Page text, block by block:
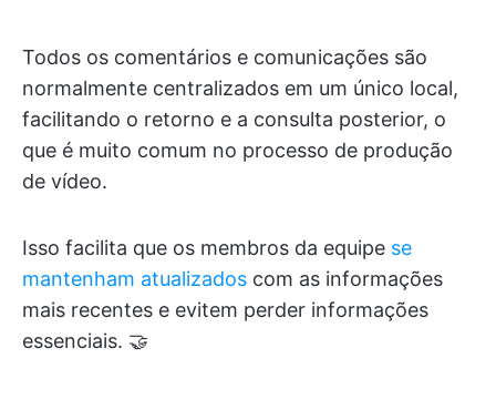
Todos os comentários e comunicações são
normalmente centralizados em um único local,
facilitando o retorno e a consulta posterior, o
que é muito comum no processo de produção
de vídeo.
Isso facilita que os membros da equipe se
mantenham atualizados com as informações
mais recentes e evitem perder informações
essenciais. 🤝